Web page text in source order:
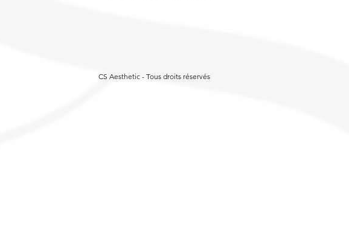
CS Aesthetic - Tous droits réservés